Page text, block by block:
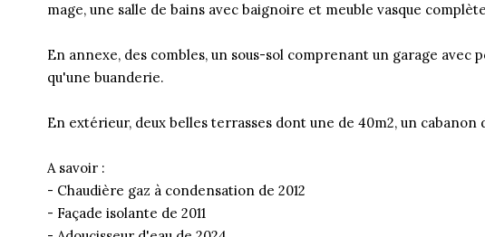
mage, une salle de bains avec baignoire et meuble vasque
En annexe, des combles, un sous-sol comprenant un garage
qu'une buanderie.
En extérieur, deux belles terrasses dont une de 40m2, un
A savoir :
- Chaudière gaz à condensation de 2012
- Façade isolante de 2011